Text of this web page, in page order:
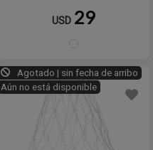
USD 29
Agotado | sin fecha de arribo
Aún no está disponible